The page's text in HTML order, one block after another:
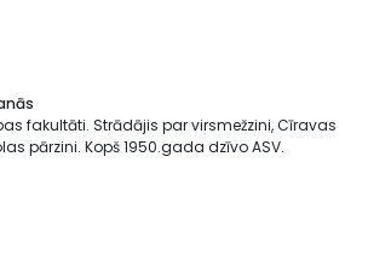
fakultāti. Strādājis par virsmežzini, Cīravas
pārzini. Kopš 1950.gada dzīvo ASV.